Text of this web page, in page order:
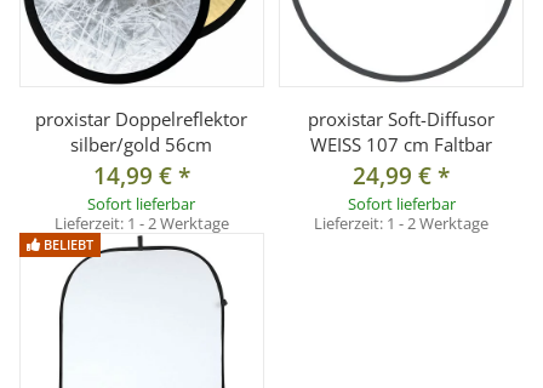
proxistar Doppelreflektor
silber/gold 56cm
14,99 €*
Sofort lieferbar
Lieferzeit: 1 - 2 Werktage
proxistar Soft-Diffusor
WEISS 107 cm Faltbar
24,99 €*
Sofort lieferbar
Lieferzeit: 1 - 2 Werktage
BELIEBT